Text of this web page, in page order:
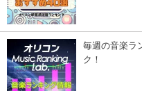
毎週の音楽ラ
ク！